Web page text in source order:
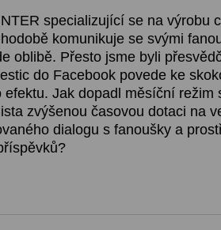
specializující se na výrobu
komunikuje se svými
oblibě. Přesto jsme byli
do Facebook povede ke
efektu. Jak dopadl měsíční režim
zvýšenou časovou dotaci na
dialogu s fanoušky a